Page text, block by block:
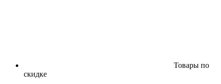
Товары по
скидке